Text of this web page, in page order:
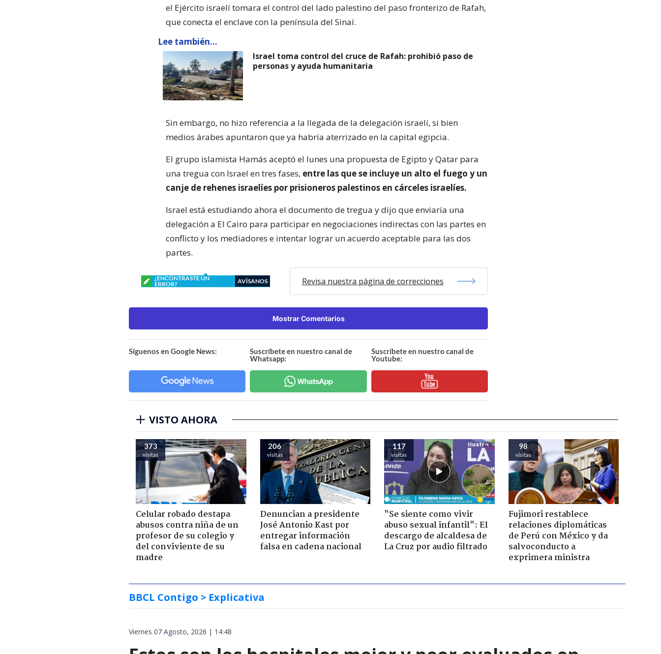
el Ejército israelí tomara el control del lado palestino del paso fronterizo de Rafah,
que conecta el enclave con la península del Sinaí.
Lee también...
Israel toma control del cruce de Rafah: prohibió paso de
personas y ayuda humanitaria
Sin embargo, no hizo referencia a la llegada de la delegación israelí, si bien
medios árabes apuntaron que ya habría aterrizado en la capital egipcia.
El grupo islamista Hamás aceptó el lunes una propuesta de Egipto y Qatar para
una tregua con Israel en tres fases, entre las que se incluye un alto el fuego y un
canje de rehenes israelíes por prisioneros palestinos en cárceles israelíes.
Israel está estudiando ahora el documento de tregua y dijo que enviaría una
delegación a El Cairo para participar en negociaciones indirectas con las partes en
conflicto y los mediadores e intentar lograr un acuerdo aceptable para las dos
partes.
¿ENCONTRASTE UN
ERROR?
AVÍSANOS Revisa nuestra página de correcciones
Mostrar Comentarios
Síguenos en Google News:
Suscríbete en nuestro canal de
Whatsapp:
Suscríbete en nuestro canal de
Youtube:
VISTO AHORA
373
visitas
Celular robado destapa
abusos contra niña de un
profesor de su colegio y
del conviviente de su
madre
206
visitas
Denuncian a presidente
José Antonio Kast por
entregar información
falsa en cadena nacional
117
visitas
"Se siente como vivir
abuso sexual infantil": El
descargo de alcaldesa de
La Cruz por audio filtrado
98
visitas
Fujimori restablece
relaciones diplomáticas
de Perú con México y da
salvoconducto a
exprimera ministra
BBCL Contigo > Explicativa
Viernes 07 Agosto, 2026 | 14:48